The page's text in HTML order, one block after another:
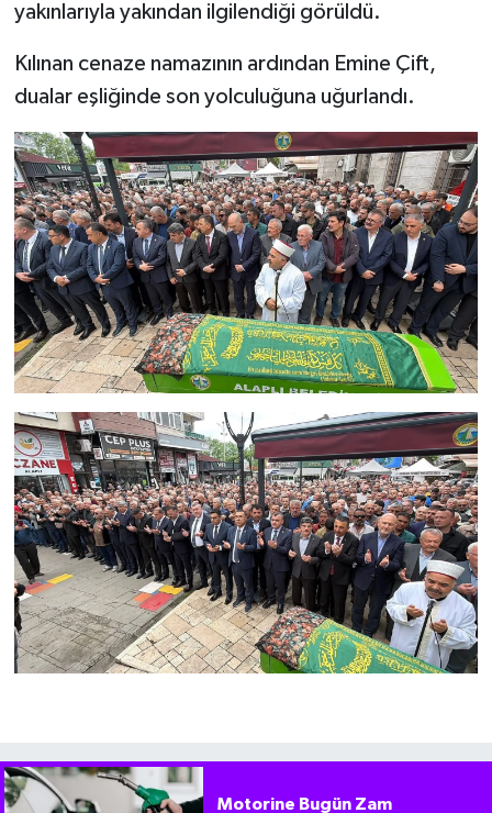
yakınlarıyla yakından ilgilendiği görüldü.
Kılınan cenaze namazının ardından Emine Çift,
dualar eşliğinde son yolculuğuna uğurlandı.
Motorine Bugün Zam